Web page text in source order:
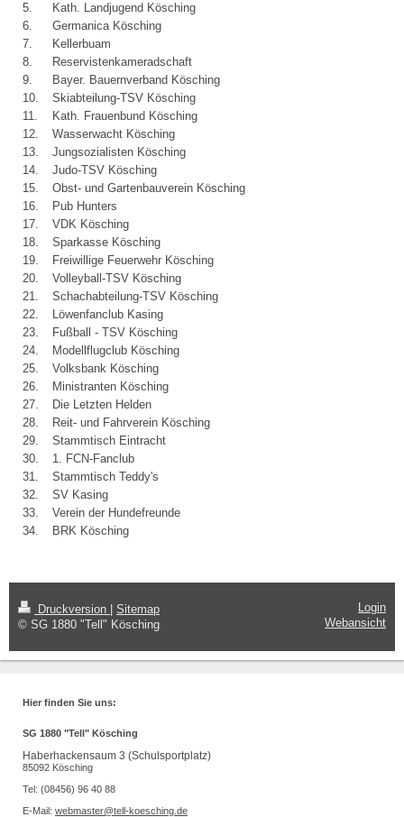
5.
Kath. Landjugend Kösching
6.
Germanica Kösching
7.
Kellerbuam
8.
Reservistenkameradschaft
9.
Bayer. Bauernverband Kösching
10.
Skiabteilung-TSV Kösching
11.
Kath. Frauenbund Kösching
12.
Wasserwacht Kösching
13.
Jungsozialisten Kösching
14.
Judo-TSV Kösching
15.
Obst- und Gartenbauverein Kösching
16.
Pub Hunters
17.
VDK Kösching
18.
Sparkasse Kösching
19.
Freiwillige Feuerwehr Kösching
20.
Volleyball-TSV Kösching
21.
Schachabteilung-TSV Kösching
22.
Löwenfanclub Kasing
23.
Fußball - TSV Kösching
24.
Modellflugclub Kösching
25.
Volksbank Kösching
26.
Ministranten Kösching
27.
Die Letzten Helden
28.
Reit- und Fahrverein Kösching
29.
Stammtisch Eintracht
30.
1. FCN-Fanclub
31.
Stammtisch Teddy's
32.
SV Kasing
33.
Verein der Hundefreunde
34.
BRK Kösching
Druckversion
Sitemap
© SG 1880 "Tell" Kösching
Login
Webansicht
Hier finden Sie uns:
SG 1880 "Tell" Kösching
Haberhackensaum 3 (Schulsportplatz)
85092 Kösching
Tel: (08456) 96 40 88
E-Mail: webmaster@tell-koesching.de